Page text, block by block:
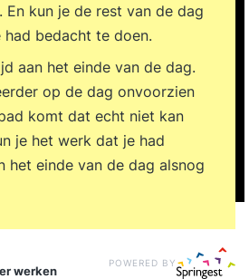
En kun je de rest van de dag
bedacht te doen.
aan het einde van de dag.
op de dag onvoorzien
komt dat echt niet kan
je het werk dat je had
het einde van de dag alsnog
werken
POWERED BY